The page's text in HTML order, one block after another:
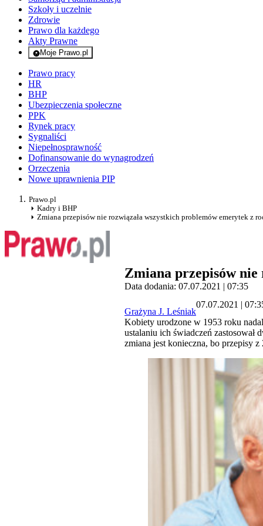
Szkoły i uczelnie
Zdrowie
Prawo dla każdego
Akty Prawne
Moje Prawo.pl
- rejestracja i logowanie do serwisu
Prawo pracy
HR
BHP
Ubezpieczenia społeczne
PPK
Rynek pracy
Sygnaliści
Niepełnosprawność
Dofinansowanie do wynagrodzeń
Orzeczenia
Nowe uprawnienia PIP
Prawo.pl
Kadry i BHP
Zmiana przepisów nie rozwiązała wszystkich problemów emerytek z
Zmiana przepisów nie
Data dodania: 07.07.2021 | 07:35
Grażyna J. Leśniak
07.07.2021 |
Kobiety urodzone w 1953 roku
ustalaniu ich świadczeń zastosował
zmiana jest konieczna, bo przepisy